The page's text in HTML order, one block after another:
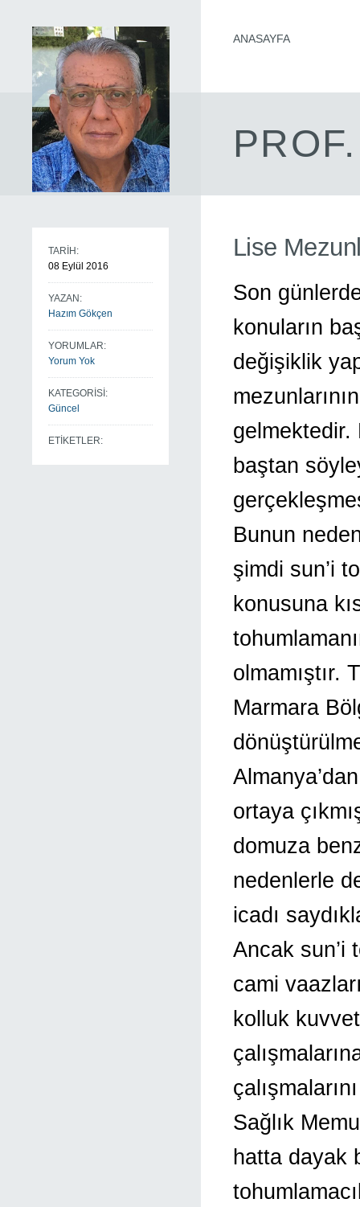
ANASAYFA
TARİH:
08 Eylül 2016
YAZAN:
Hazım Gökçen
YORUMLAR:
Yorum Yok
KATEGORİSİ:
Güncel
ETİKETLER:
Lise
Son
konuların
değişiklik
gelmektedir.
baştan
Bunun
şimdi sun’i
konusuna
olmamıştır.
Marmara
ortaya
domuza
nedenlerle
icadı
Ancak sun’i
cami
kolluk
Sağlık
hatta dayak